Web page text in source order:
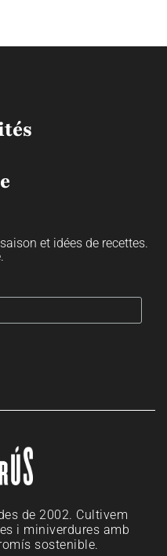
et idées de recettes.
de 2002. Cultivem
i miniverdures amb
sostenible.